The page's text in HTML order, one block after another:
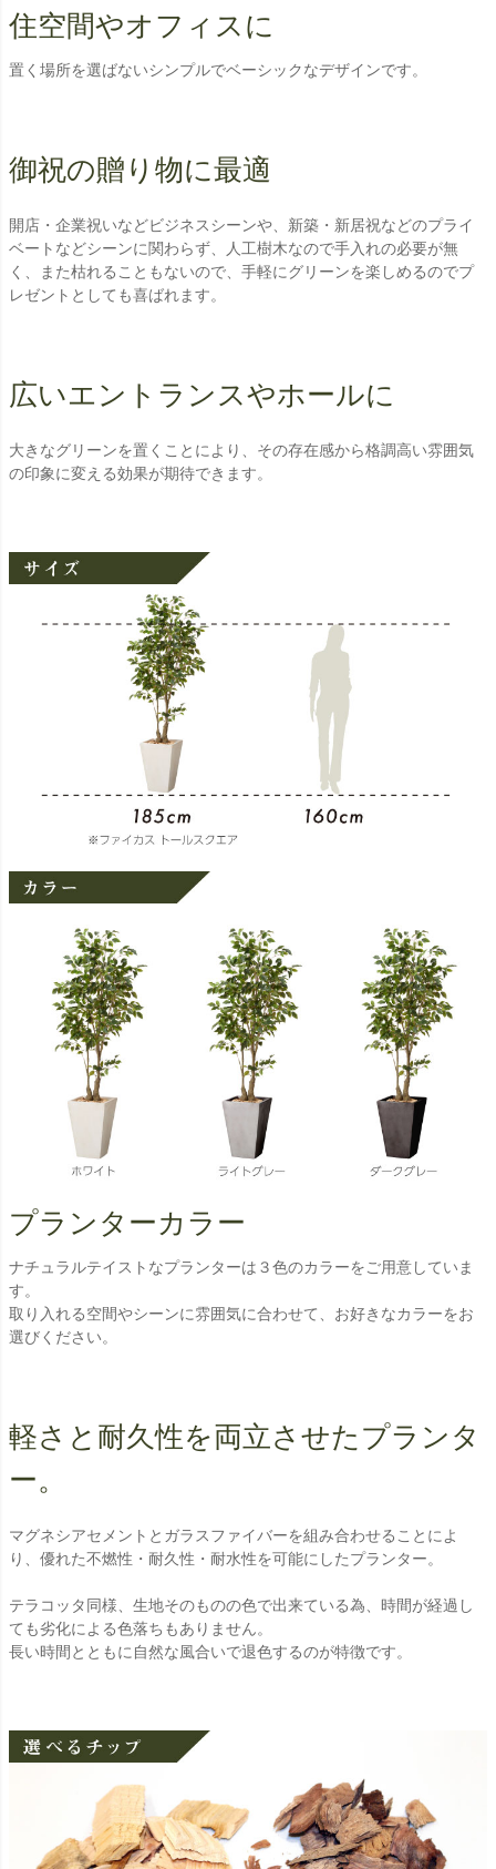
住空間やオフィスに
置く場所を選ばないシンプルでベーシックなデザインです。
御祝の贈り物に最適
開店・企業祝いなどビジネスシーンや、新築・新居祝などのプライ
ベートなどシーンに関わらず、人工樹木なので手入れの必要が無
く、また枯れることもないので、手軽にグリーンを楽しめるのでプ
レゼントとしても喜ばれます。
広いエントランスやホールに
大きなグリーンを置くことにより、その存在感から格調高い雰囲気
の印象に変える効果が期待できます。
プランターカラー
ナチュラルテイストなプランターは３色のカラーをご用意していま
す。
取り入れる空間やシーンに雰囲気に合わせて、お好きなカラーをお
選びください。
軽さと耐久性を両立させたプランタ
ー。
マグネシアセメントとガラスファイバーを組み合わせることによ
り、優れた不燃性・耐久性・耐水性を可能にしたプランター。
テラコッタ同様、生地そのものの色で出来ている為、時間が経過し
ても劣化による色落ちもありません。
長い時間とともに自然な風合いで退色するのが特徴です。